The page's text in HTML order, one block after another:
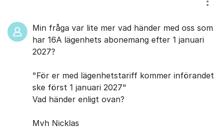
Min fråga var lite mer vad händer med oss som
har 16A lägenhets abonemang efter 1 januari
2027?
"För er med lägenhetstariff kommer införandet
ske först 1 januari 2027"
Vad händer enligt ovan?
Mvh Nicklas